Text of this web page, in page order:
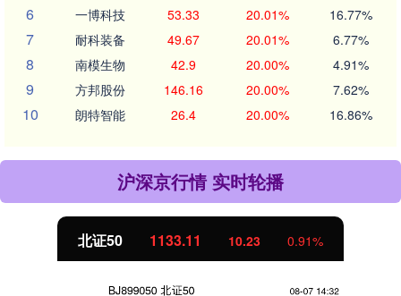
6 一博科技 53.33 20.01% 16.77%
7 耐科装备 49.67 20.01% 6.77%
8 南模生物 42.9 20.00% 4.91%
9 方邦股份 146.16 20.00% 7.62%
10 朗特智能 26.4 20.00% 16.86%
沪深京行情 实时轮播
北证50 1133.11 10.23 0.91%